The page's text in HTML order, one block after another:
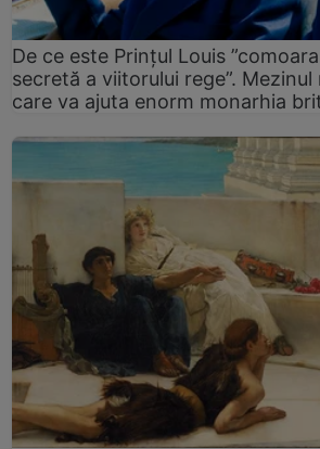
De ce este Prințul Louis
secretă a viitorului rege”.
care va ajuta enorm monarhia